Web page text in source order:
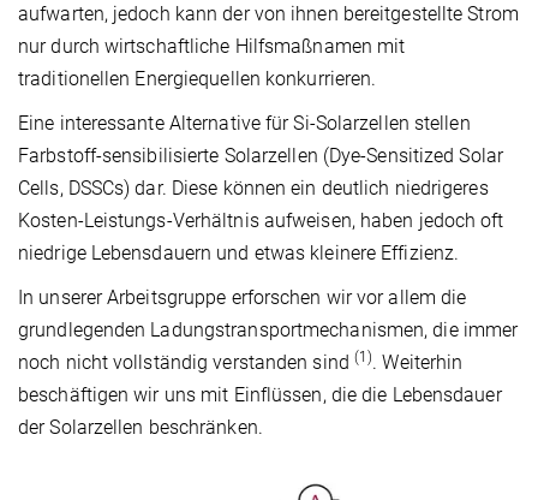
aufwarten, jedoch kann der von ihnen bereitgestellte Strom
nur durch wirtschaftliche Hilfsmaßnamen mit
traditionellen Energiequellen konkurrieren.
Eine interessante Alternative für Si-Solarzellen stellen
Farbstoff-sensibilisierte Solarzellen (Dye-Sensitized Solar
Cells, DSSCs) dar. Diese können ein deutlich niedrigeres
Kosten-Leistungs-Verhältnis aufweisen, haben jedoch oft
niedrige Lebensdauern und etwas kleinere Effizienz.
In unserer Arbeitsgruppe erforschen wir vor allem die
grundlegenden Ladungstransportmechanismen, die immer
noch nicht vollständig verstanden sind (1). Weiterhin
beschäftigen wir uns mit Einflüssen, die die Lebensdauer
der Solarzellen beschränken.